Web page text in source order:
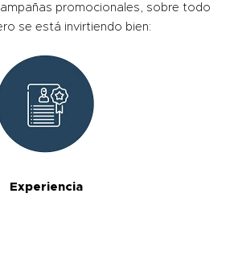
promocionales, sobre todo
se está invirtiendo bien:
Experiencia